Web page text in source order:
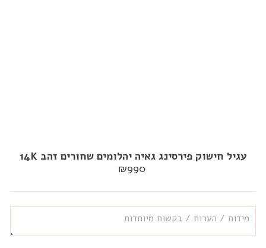
עגיל חישוק פירסינג גאיה יהלומים שחורים זהב 14K
מחיר
₪990